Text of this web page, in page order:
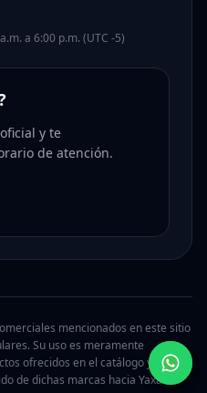
a 6:00 p.m. (UTC -5)
y te
de atención.
mencionados en este sitio
Su uso es meramente
ofrecidos en el catálogo y no
de dichas marcas hacia Yaxa.